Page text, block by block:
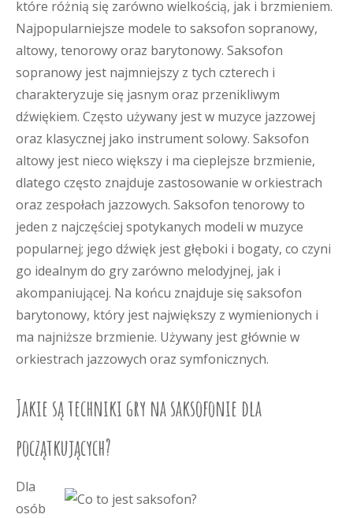
które różnią się zarówno wielkością, jak i brzmieniem.
Najpopularniejsze modele to saksofon sopranowy,
altowy, tenorowy oraz barytonowy. Saksofon
sopranowy jest najmniejszy z tych czterech i
charakteryzuje się jasnym oraz przenikliwym
dźwiękiem. Często używany jest w muzyce jazzowej
oraz klasycznej jako instrument solowy. Saksofon
altowy jest nieco większy i ma cieplejsze brzmienie,
dlatego często znajduje zastosowanie w orkiestrach
oraz zespołach jazzowych. Saksofon tenorowy to
jeden z najczęściej spotykanych modeli w muzyce
popularnej; jego dźwięk jest głęboki i bogaty, co czyni
go idealnym do gry zarówno melodyjnej, jak i
akompaniującej. Na końcu znajduje się saksofon
barytonowy, który jest największy z wymienionych i
ma najniższe brzmienie. Używany jest głównie w
orkiestrach jazzowych oraz symfonicznych.
Jakie są techniki gry na saksofonie dla
początkujących?
Dla
osób